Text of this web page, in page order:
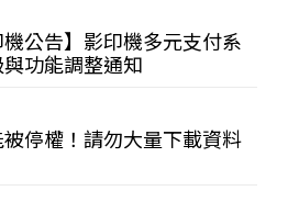
機公告】影印機多元支付系
功能調整通知
停權！請勿大量下載資料